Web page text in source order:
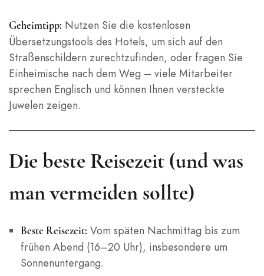
Geheimtipp: Nutzen Sie die kostenlosen
Übersetzungstools des Hotels, um sich auf den
Straßenschildern zurechtzufinden, oder fragen Sie
Einheimische nach dem Weg – viele Mitarbeiter
sprechen Englisch und können Ihnen versteckte
Juwelen zeigen.
Die beste Reisezeit (und was
man vermeiden sollte)
Beste Reisezeit: Vom späten Nachmittag bis zum
frühen Abend (16–20 Uhr), insbesondere um
Sonnenuntergang.